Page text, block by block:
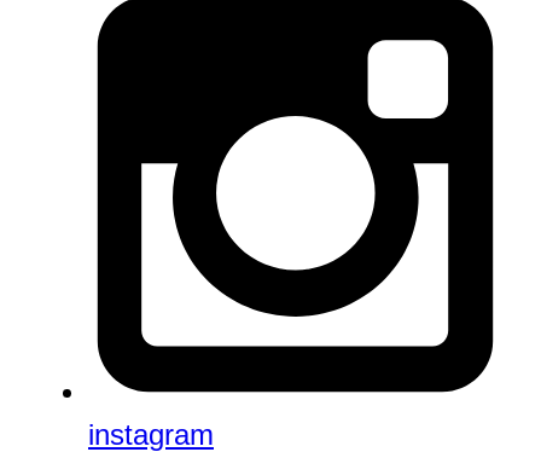
instagram